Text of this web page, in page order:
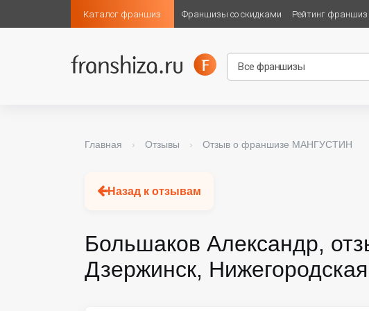
Каталог франшиз Франшизы со скидками Рейтинг франшиз
Главная › Отзывы › Отзыв о франшизе МАНГУСТИН
Назад к отзывам
Большаков Александр,
Дзержинск,